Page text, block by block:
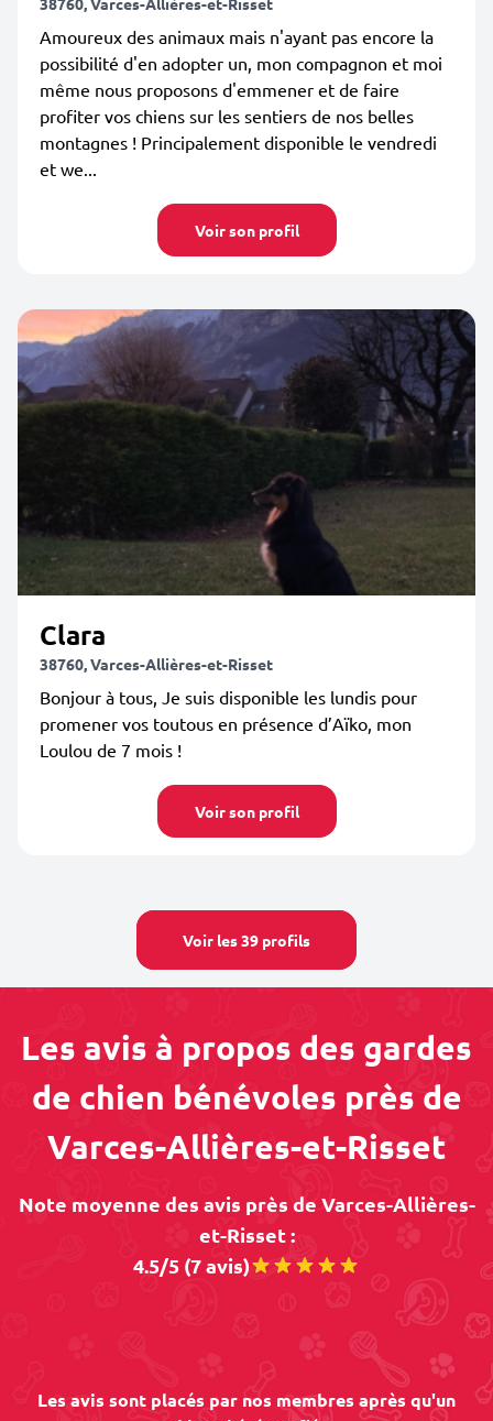
Amoureux des animaux mais n'ayant pas encore la
possibilité d'en adopter un, mon compagnon et moi
même nous proposons d'emmener et de faire
profiter vos chiens sur les sentiers de nos belles
montagnes ! Principalement disponible le vendredi
et we...
Voir son profil
Clara
38760, Varces-Allières-et-Risset
Bonjour à tous, Je suis disponible les lundis pour
promener vos toutous en présence d’Aïko, mon
Loulou de 7 mois !
Voir son profil
Voir les 39 profils
Les avis à propos des gardes
de chien bénévoles près de
Varces-Allières-et-Risset
Note moyenne des avis près de Varces-Allières-
et-Risset :
4.5/5 (7 avis)
Les avis sont placés par nos membres après qu'un